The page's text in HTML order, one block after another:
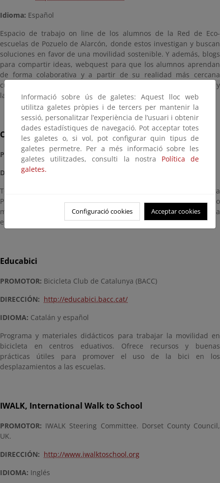
Idioma: Español
Espacio de trabajo on line de los alumnos de la Red de Eco-
escuelas de Pozuelo de Alarcón, donde estos investigan y buscan
soluciones en favor de una movilidad sostenible. Y además, blogs
para compartir ideas, webquest para que los alumnos aprendan
de forma colaborativa y a partir de su realidad más cercana
cuales son los factores de contaminación en las zonas urbanas y
la incidencia del tráfico....
Con bici al cole
PROMOTOR:Coordinadora ConBici
DIRECCIÓN: http://www.conbicialcole.com/
Todo sobre esta campaña y los materiales didácticos para
Primaria, que pretende fomentar el uso de la bicicleta como
medio de transporte, especialmente en el trayecto de casa a la
escuela.
Educabici
PROMOTOR: Bicicleta Club de Catalunya (BACC)
DIRECCIÓN: http://educabici.bacc.cat/
IDIOMA: Catalán y español
Programa y materiales didácticos para trabajar la movilidad en
bicicleta en centros eduativos. Ofrece recursos y buenas
prácticas útiles para promover el uso de la bici en los
desplazamientos a las escuelas.
IWALK, International Walk to School
PROMOTOR: IWALK Steering Committee. Dorset County Council,
UK.
DIRECCIÓN: http://www.iwalktoschool.org
IDIOMA: Inglés
Informació sobre ús de galetes: Aquest lloc web
utilitza galetes pròpies i de tercers per mantenir la
sessió, personalitzar l’experiència de l’usuari i obtenir
dades estadístiques de navegació. Pot acceptar totes
les galetes o, si vol, pot configurar quin tipus de
galetes permetre. Per a més informació sobre les
galetes utilitzades, consulti la nostra Política de
galetes.
Configuració cookies Acceptar cookies